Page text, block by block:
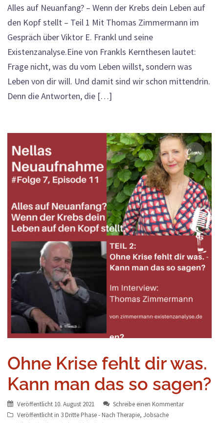
Alles auf Neuanfang? – Wenn der Krebs dein Leben auf
den Kopf stellt – Teil 1 Mit Thomas Zimmermann im
Gespräch über Viktor E. Frankl und seine
Existenzanalyse.Eine von Frankls Kernthesen lautet:
Frage nicht, was du vom Leben willst, sondern was
Leben von dir will. Und damit sind wir schon mittendrin.
Denn die Antworten, die […]
Ohne Krise fehlt dir was.
Kann man das so sagen?
Veröffentlicht 10. August 2021
Schreibe einen Kommentar
Veröffentlicht in 3 Dritte Phase - Nach Therapie, Jobsache